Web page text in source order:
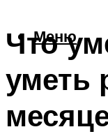
Меню
Что
уметь